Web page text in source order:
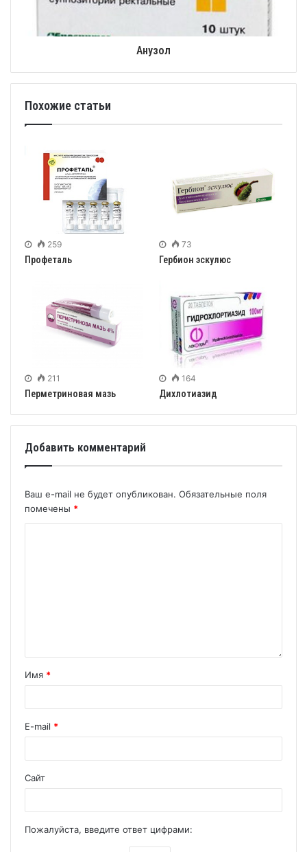
Анузол
Похожие статьи
259
Профеталь
73
Гербион эскулюс
211
Перметриновая мазь
164
Дихлотиазид
Добавить комментарий
Ваш e-mail не будет опубликован. Обязательные поля
помечены *
Имя *
E-mail *
Сайт
Пожалуйста, введите ответ цифрами: